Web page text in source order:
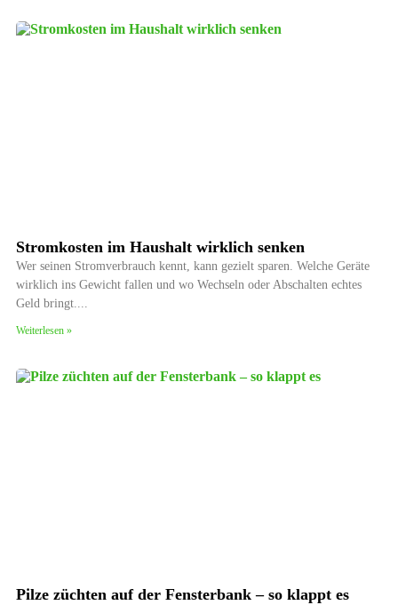
Stromkosten im Haushalt wirklich senken
Wer seinen Stromverbrauch kennt, kann gezielt sparen. Welche Geräte
wirklich ins Gewicht fallen und wo Wechseln oder Abschalten echtes
Geld bringt.
Weiterlesen »
Pilze züchten auf der Fensterbank – so klappt es